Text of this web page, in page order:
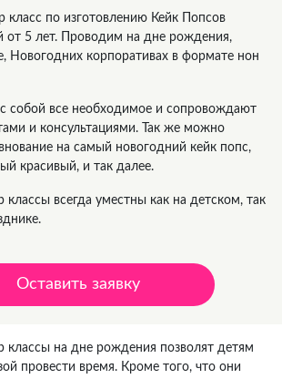
класс по изготовлению Кейк Попсов
от 5 лет. Проводим на дне рождения,
Новогодних корпоративах в формате нон
собой все необходимое и сопровождают
и консультациями. Так же можно
на самый новогодний кейк попс,
красивый, и так далее.
классы всегда уместны как на детском, так
Оставить заявку
классы на дне рождения позволят детям
провести время. Кроме того, что они